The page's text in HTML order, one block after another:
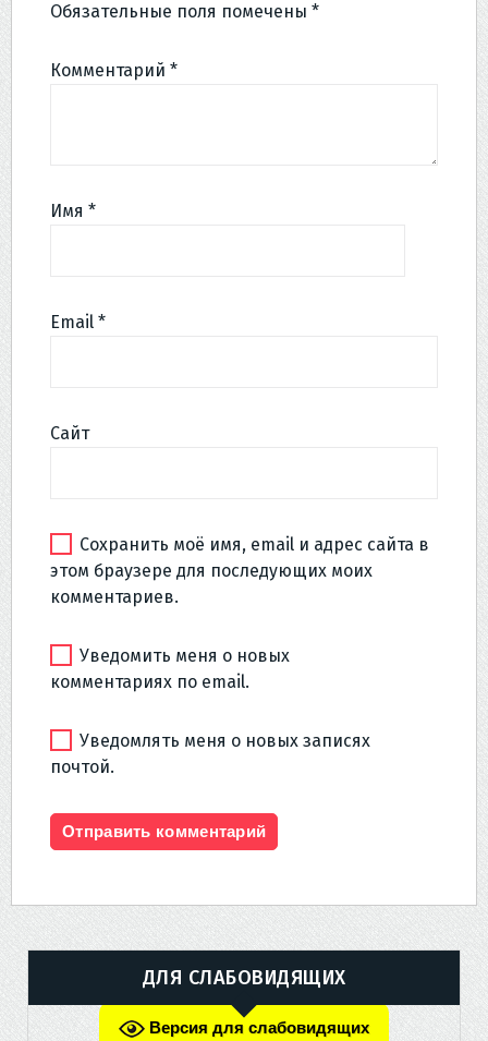
Обязательные поля помечены *
Комментарий *
Имя *
Email *
Сайт
Сохранить моё имя, email и адрес сайта в
этом браузере для последующих моих
комментариев.
Уведомить меня о новых
комментариях по email.
Уведомлять меня о новых записях
почтой.
ДЛЯ СЛАБОВИДЯЩИХ
Версия для слабовидящих